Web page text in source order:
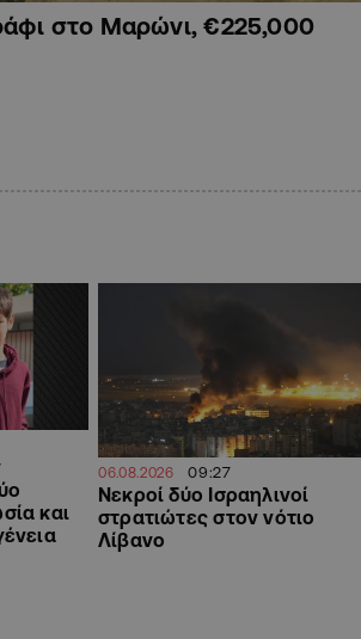
στο Μαρώνι, €225,000
και
06.08.2026 09:27
Νεκροί δύο Ισραηλινοί
στρατιώτες στον νότιο
Λίβανο